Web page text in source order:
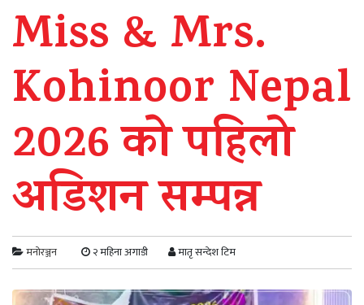
Miss & Mrs.
Kohinoor Nepal
2026 काे पहिलो
अडिशन सम्पन्न
मनोरञ्जन २ महिना अगाडी मातृ सन्देश टिम